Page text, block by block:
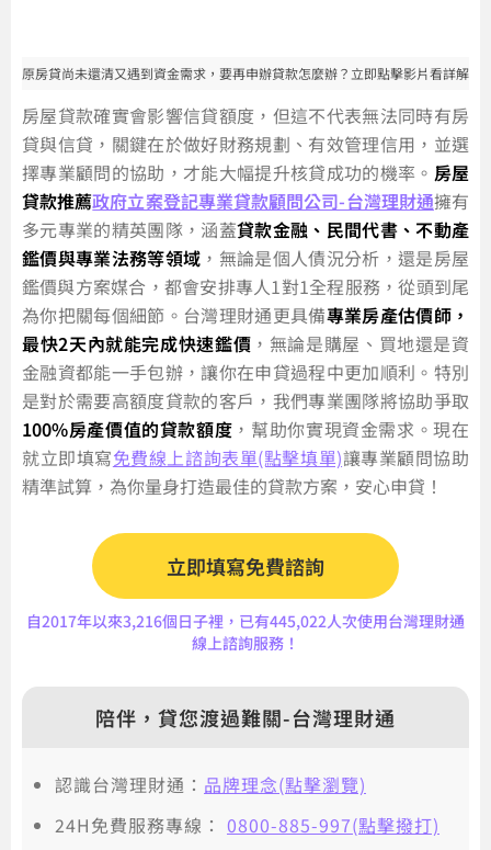
原房貸尚未還清又遇到資金需求，要再申辦貸款怎麼辦？立即點擊影片看詳解
房屋貸款確實會影響信貸額度，但這不代表無法同時有房
貸與信貸，關鍵在於做好財務規劃、有效管理信用，並選
擇專業顧問的協助，才能大幅提升核貸成功的機率。 房屋
貸款推薦政府立案登記專業貸款顧問公司-台灣理財通擁有
多元專業的精英團隊，涵蓋貸款金融、民間代書、不動產
鑑價與專業法務等領域 ，無論是個人債況分析，還是房屋
鑑價與方案媒合，都會安排專人1對1全程服務，從頭到尾
為你把關每個細節。台灣理財通更具備專業房產估價師，
最快2天內就能完成快速鑑價 ，無論是購屋、買地還是資
金融資都能一手包辦，讓你在申貸過程中更加順利。特別
是對於需要高額度貸款的客戶，我們專業團隊將協助爭取
100%房產價值的貸款額度 ，幫助你實現資金需求。現在
就立即填寫免費線上諮詢表單(點擊填單)讓專業顧問協助
精準試算，為你量身打造最佳的貸款方案，安心申貸！
立即填寫免費諮詢
自2017年以來3,216個日子裡，已有445,022人次使用台灣理財通
線上諮詢服務！
陪伴，貸您渡過難關-台灣理財通
認識台灣理財通： 品牌理念(點擊瀏覽)
24H免費服務專線： 0800-885-997(點擊撥打)